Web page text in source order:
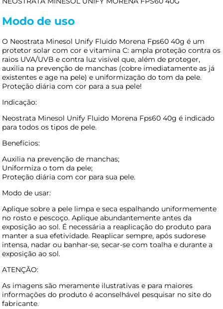
Modo de uso
O Neostrata Minesol Unify Fluido Morena Fps60 40g é um
protetor solar com cor e vitamina C: ampla proteção contra os
raios UVA/UVB e contra luz visível que, além de proteger,
auxilia na prevenção de manchas (cobre imediatamente as já
existentes e age na pele) e uniformização do tom da pele.
Proteção diária com cor para a sua pele!
Indicação:
Neostrata Minesol Unify Fluido Morena Fps60 40g é indicado
para todos os tipos de pele.
Benefícios:
Auxilia na prevenção de manchas;
Uniformiza o tom da pele;
Proteção diária com cor para sua pele.
Modo de usar:
Aplique sobre a pele limpa e seca espalhando uniformemente
no rosto e pescoço. Aplique abundantemente antes da
exposição ao sol. É necessária a reaplicação do produto para
manter a sua efetividade. Reaplicar sempre, após sudorese
intensa, nadar ou banhar-se, secar-se com toalha e durante a
exposição ao sol.
ATENÇÃO:
As imagens são meramente ilustrativas e para maiores
informações do produto é aconselhável pesquisar no site do
fabricante.